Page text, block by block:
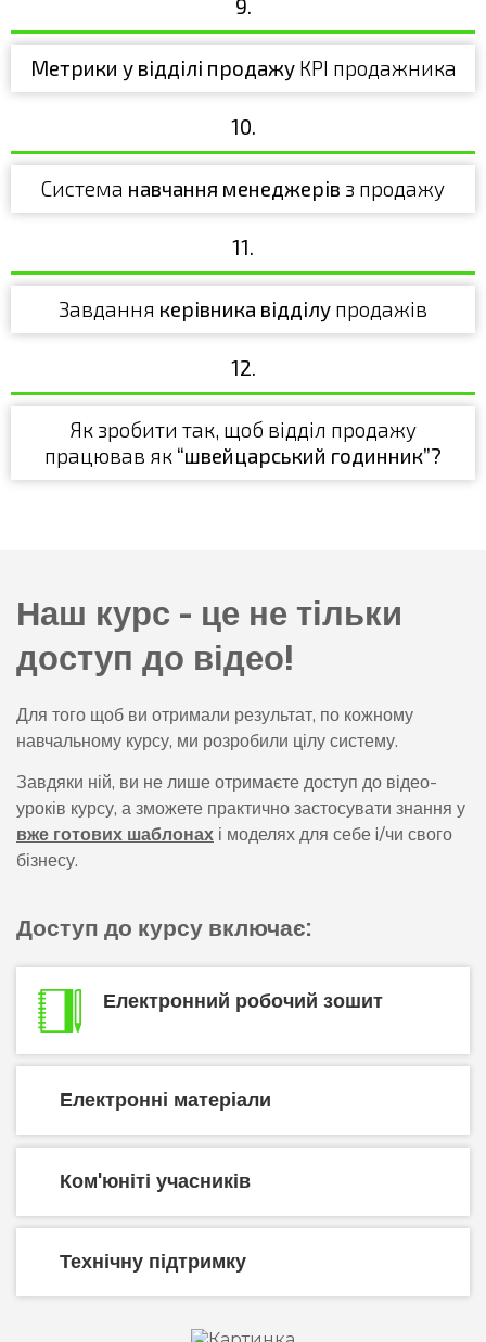
9.
Метрики у відділі продажу КРІ продажника
10.
Система навчання менеджерів з продажу
11.
Завдання керівника відділу продажів
12.
Як зробити так, щоб відділ продажу
працював як “швейцарський годинник”?
Наш курс - це не тільки
доступ до відео!
Для того щоб ви отримали результат, по кожному
навчальному курсу, ми розробили цілу систему.
Завдяки ній, ви не лише отримаєте доступ до відео-
уроків курсу, а зможете практично застосувати знання у
вже готових шаблонах і моделях для себе i/чи свого
бізнесу.
Доступ до курсу включає:
Електронний робочий зошит
Електронні матеріали
Ком'юніті учасників
Технічну підтримку